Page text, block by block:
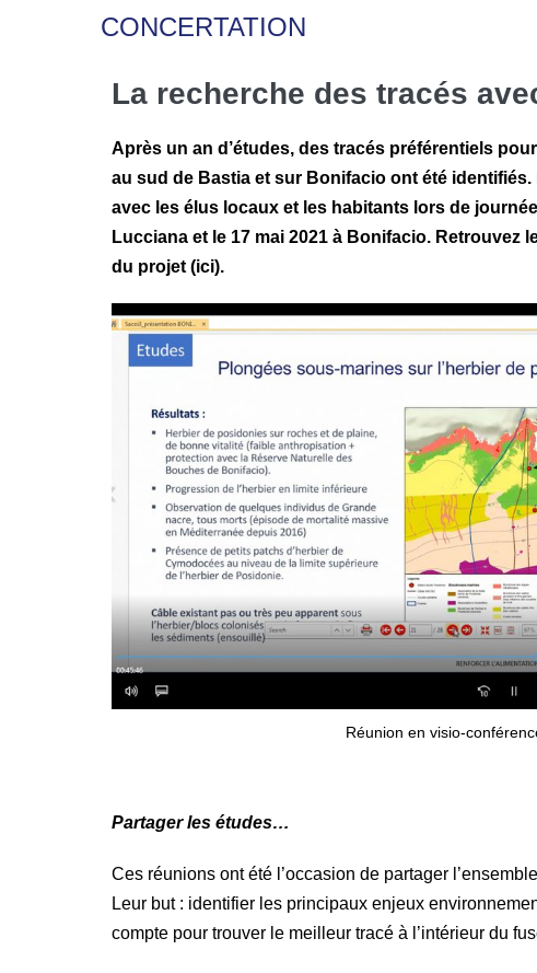
CONCERTATION
La recherche des tracés
Après un an d’études, des tracés préférentiels
au sud de Bastia et sur Bonifacio ont été
avec les élus locaux et les habitants lors de
Lucciana et le 17 mai 2021 à Bonifacio.
du projet (ici).
Réunion en visio-
Partager les études…
Ces réunions ont été l’occasion de partager
Leur but : identifier les principaux enjeux
compte pour trouver le meilleur tracé à l’intérieur du